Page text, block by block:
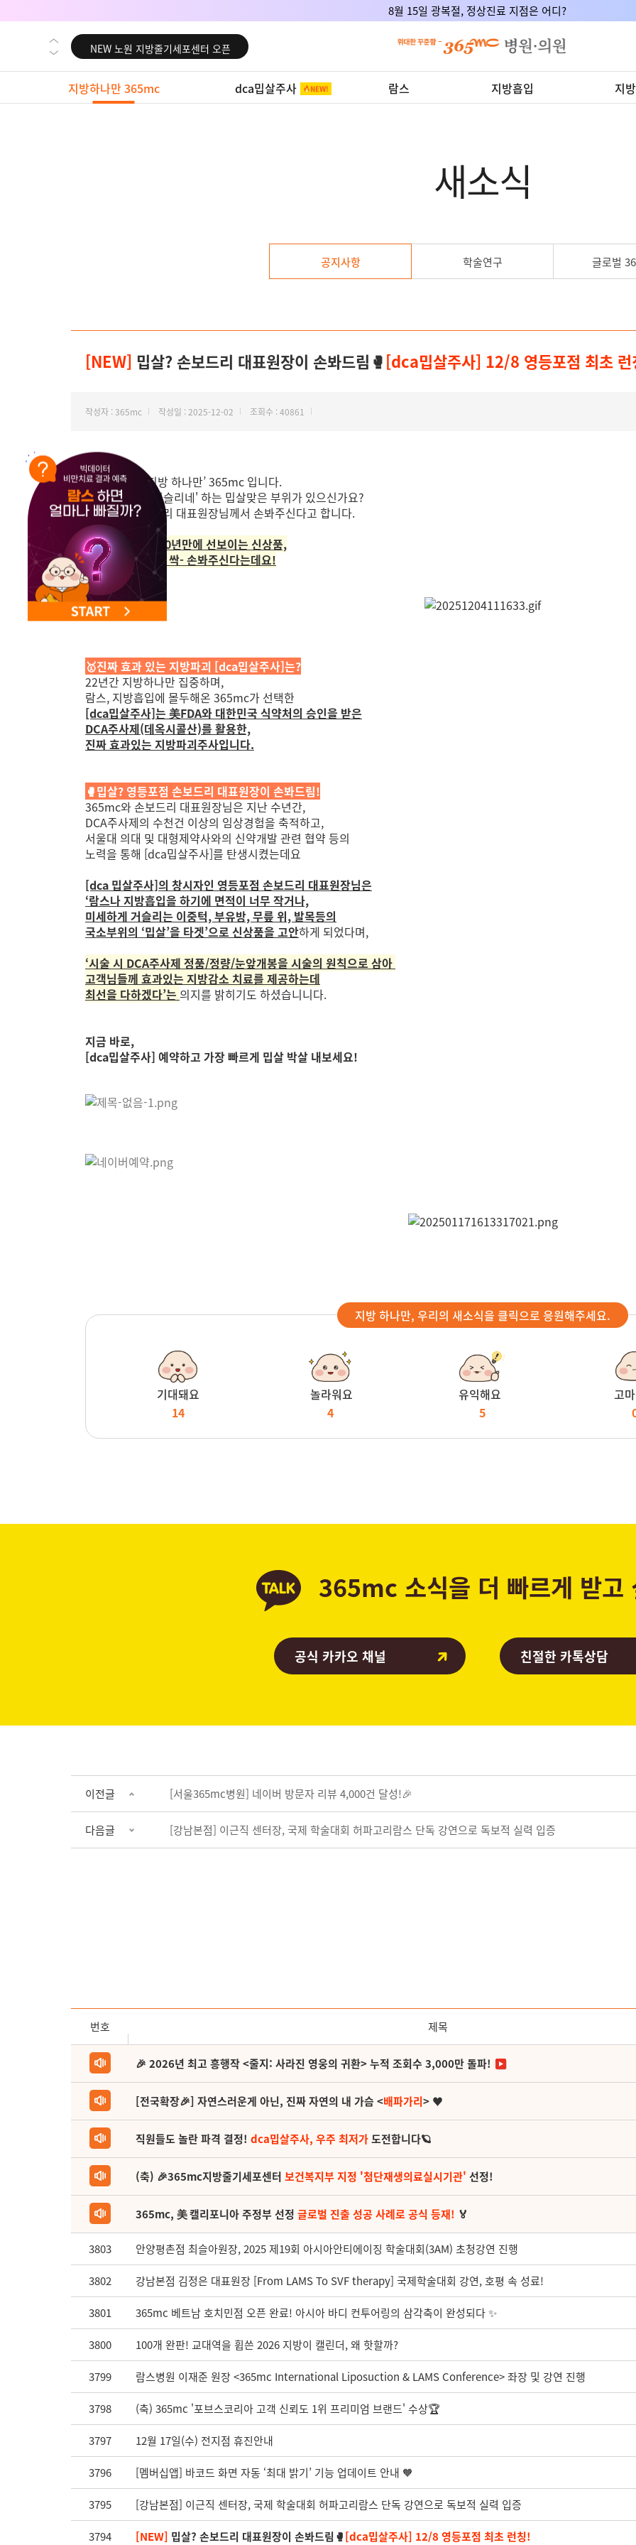
8월 15일 광복절, 정상진료 지점은 어디?
NEW 대전 지방줄기세포센터 오픈
NEW 노원 지방줄기세포센터 오픈
NEW 미국 LA점 오픈
NEW 부산 지방줄기세포센터 오픈
지방하나만 365mc dca밉살주사 람스 지방흡입 지
새소식
공지사항 학술연구 글로벌
[NEW] 밉살? 손보드리 대표원장이 손봐드림🥊[dca밉살주사] 12/8 영등포점 최초
작성자 : 365mc 작성일 : 2025-12-02 조회수 : 40861
안녕하세요, ‘지방 하나만’ 365mc 입니다.
혹시 '아, 정말 거슬리네' 하는 밉살맞은 부위가 있으신가요?
영등포점 손보드리 대표원장님께서 손봐주신다고 합니다.
바로 365mc가 10년만에 선보이는 신상품,
[dca밉살주사]로 싹- 손봐주신다는데요!
🥇진짜 효과 있는 지방파괴 [dca밉살주사]는?
22년간 지방하나만 집중하며,
람스, 지방흡입에 몰두해온 365mc가 선택한
[dca밉살주사]는 美FDA와 대한민국 식약처의 승인을 받은
DCA주사제(데옥시콜산)를 활용한,
진짜 효과있는 지방파괴주사입니다.
🥊밉살? 영등포점 손보드리 대표원장이 손봐드림!
365mc와 손보드리 대표원장님은 지난 수년간,
DCA주사제의 수천건 이상의 임상경험을 축적하고,
서울대 의대 및 대형제약사와의 신약개발 관련 협약 등의
노력을 통해 [dca밉살주사]를 탄생시켰는데요
[dca 밉살주사]의 창시자인 영등포점 손보드리 대표원장님은
‘람스나 지방흡입을 하기에 면적이 너무 작거나,
미세하게 거슬리는 이중턱, 부유방, 무릎 위, 발목등의
국소부위의 ‘밉살’을 타겟’으로 신상품을 고안하게 되었다며,
‘시술 시 DCA주사제 정품/정량/눈앞개봉을 시술의 원칙으로 삼아
고객님들께 효과있는 지방감소 치료를 제공하는데
최선을 다하겠다’는 의지를 밝히기도 하셨습니니다.
지금 바로,
[dca밉살주사] 예약하고 가장 빠르게 밉살 박살 내보세요!
지방 하나만, 우리의 새소식을 클릭으로 응원해주세요.
기대돼요
14
놀라워요
4
유익해요
5
고
365mc 소식을 더 빠르게 받고
공식 카카오 채널 친절한 카톡상담
이전글 [서울365mc병원] 네이버 방문자 리뷰 4,000건 달성!🎉
다음글 [강남본점] 이근직 센터장, 국제 학술대회 허파고리람스 단독 강연으로 독보적 실력 입증
번호 제목
🎉 2026년 최고 흥행작 <줄지: 사라진 영웅의 귀환> 누적 조회수 3,000만 돌파!
[전국확장🎉] 자연스러운게 아닌, 진짜 자연의 내 가슴 <배파가리> ♥
직원들도 놀란 파격 결정! dca밉살주사, 우주 최저가도전합니다🪐
(축) 🎉365mc지방줄기세포센터 보건복지부 지정 '첨단재생의료실시기관' 선정!
365mc, 美 캘리포니아 주정부 선정 글로벌 진출 성공 사례로 공식 등재! 🏅
3803 안양평촌점 최슬아원장, 2025 제19회 아시아안티에이징 학술대회(3AM) 초청강연 진행
3802 강남본점 김정은 대표원장 [From LAMS To SVF therapy] 국제학술대회 강연, 호평 속 성료!
3801 365mc 베트남 호치민점 오픈 완료! 아시아 바디 컨투어링의 삼각축이 완성되다 ✨
3800 100개 완판! 교대역을 휩쓴 2026 지방이 캘린더, 왜 핫할까?
3799 람스병원 이재준 원장 <365mc International Liposuction & LAMS Conference> 좌장 및 강연 진행
3798 (축) 365mc '포브스코리아 고객 신뢰도 1위 프리미엄 브랜드' 수상🏆️
3797 12월 17일(수) 전지점 휴진안내
3796 [멤버십앱] 바코드 화면 자동 ‘최대 밝기’ 기능 업데이트 안내 🧡
3795 [강남본점] 이근직 센터장, 국제 학술대회 허파고리람스 단독 강연으로 독보적 실력 입증
3794 [NEW] 밉살? 손보드리 대표원장이 손봐드림🥊[dca밉살주사] 12/8 영등포점 최초 런칭!